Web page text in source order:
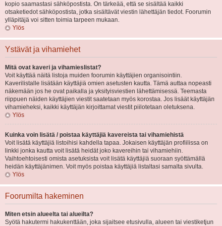
kopio saamastasi sähköpostista. On tärkeää, että se sisältää kaikki
otsaketiedot sähköpostista, jotka sisältävät viestin lähettäjän tiedot. Foorumin
ylläpitäjä voi sitten toimia tarpeen mukaan.
Ylös
Ystävät ja vihamiehet
Mitä ovat kaveri ja vihamieslistat?
Voit käyttää näitä listoja muiden foorumin käyttäjien organisointiin.
Kaverilistalle lisätään käyttäjiä omien asetusten kautta. Tämä auttaa nopeasti
näkemään jos he ovat paikalla ja yksityisviestien lähettämisessä. Teemasta
riippuen näiden käyttäjien viestit saatetaan myös korostaa. Jos lisäät käyttäjän
vihamieheksi, kaikki käyttäjän kirjoittamat viestit piilotetaan oletuksena.
Ylös
Kuinka voin lisätä / poistaa käyttäjiä kavereista tai vihamiehistä
Voit lisätä käyttäjiä listoihisi kahdella tapaa. Jokaisen käyttäjän profiilissa on
linkki jonka kautta voit lisätä heidät joko kavereihin tai vihamiehiin.
Vaihtoehtoisesti omista asetuksista voit lisätä käyttäjiä suoraan syöttämällä
heidän käyttäjänimen. Voit myös poistaa käyttäjiä listaltasi samalta sivulta.
Ylös
Foorumilta hakeminen
Miten etsin alueelta tai alueilta?
Syötä hakutermi hakukenttään, joka sijaitsee etusivulla, alueen tai viestiketjun